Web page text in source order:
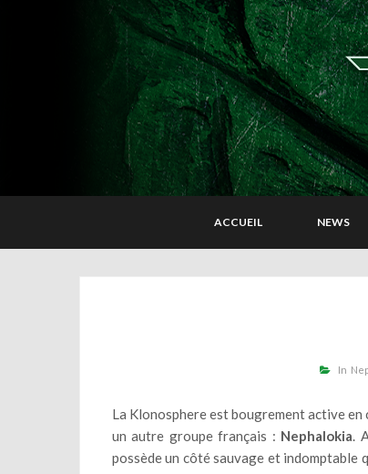
ACCUEIL NEWS
In
La Klonosphere est bougrement active en
un autre groupe français : Nephalokia.
possède un côté sauvage et indomptable